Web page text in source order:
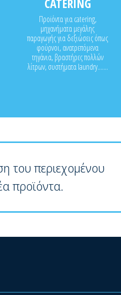
CATERING
Προϊόντα για catering,
μηχανήματα μεγάλης
παραγωγής για δεξιώσεις όπως
φούρνοι, ανατρεπόμενα
τηγάνια, βραστήρες πολλών
λίτρων, συστήματα laundry.......
του περιεχομένου
προϊόντα.